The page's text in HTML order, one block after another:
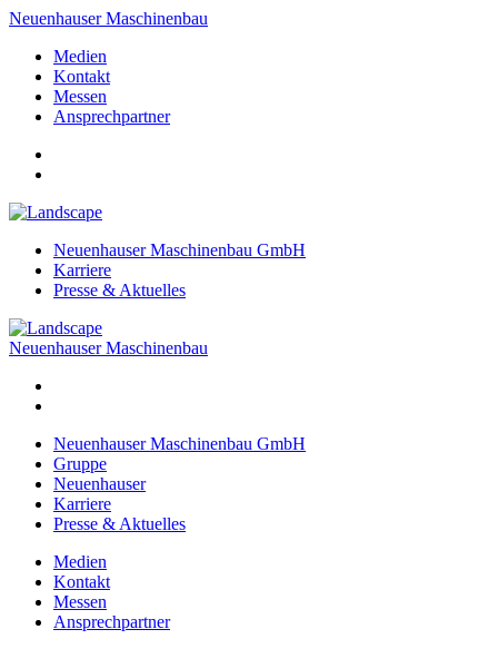
Neuenhauser Maschinenbau
Medien
Kontakt
Messen
Ansprechpartner
Neuenhauser Maschinenbau GmbH
Karriere
Presse & Aktuelles
Neuenhauser Maschinenbau
Neuenhauser Maschinenbau GmbH
Gruppe
Neuenhauser
Karriere
Presse & Aktuelles
Medien
Kontakt
Messen
Ansprechpartner